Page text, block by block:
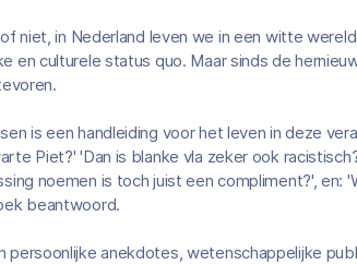
niet, in Nederland leven we in een witte
en culturele status quo. Maar sinds de
is een handleiding voor het leven in deze
Piet?' 'Dan is blanke vla zeker ook
noemen is toch juist een compliment?', en:
beantwoord.
persoonlijke anekdotes, wetenschappelijke